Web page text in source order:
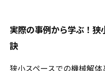
実際の事例から学ぶ！狭
訣
狭小スペースでの機械解